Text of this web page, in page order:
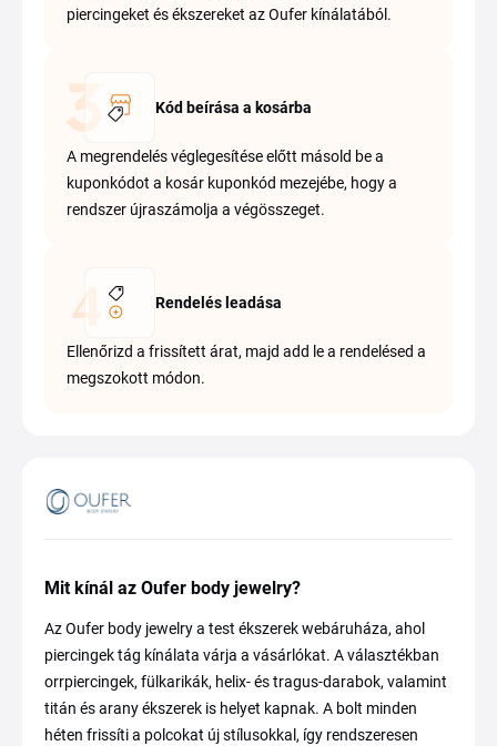
piercingeket és ékszereket az Oufer kínálatából.
Kód beírása a kosárba
A megrendelés véglegesítése előtt másold be a
kuponkódot a kosár kuponkód mezejébe, hogy a
rendszer újraszámolja a végösszeget.
Rendelés leadása
Ellenőrizd a frissített árat, majd add le a rendelésed a
megszokott módon.
Mit kínál az Oufer body jewelry?
Az Oufer body jewelry a test ékszerek webáruháza, ahol
piercingek tág kínálata várja a vásárlókat. A választékban
orrpiercingek, fülkarikák, helix- és tragus-darabok, valamint
titán és arany ékszerek is helyet kapnak. A bolt minden
héten frissíti a polcokat új stílusokkal, így rendszeresen